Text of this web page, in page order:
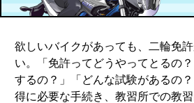
欲しいバイクがあっても、二輪免
い。「免許ってどうやってとるの
するの？」「どんな試験があるの
得に必要な手続き、教習所での教